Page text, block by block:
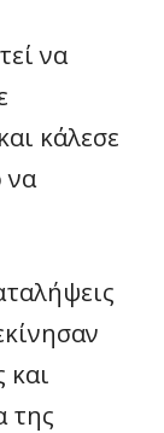
να
κάλεσε
να
και
της